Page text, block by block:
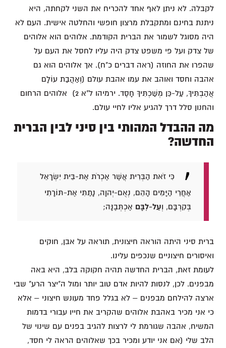
לקבלה. לא ניתן לאף אחד להכריח את השני לקחתה, היא
ניתנת בחינם ומתקבלת מרצון חופשי והחלטה אישית. העם לא
היה מסוגל לשמור את הברית הקודמת. אלוהים הוא אלוהים
של צדק ועל פי משפט צדק היה עליו לחסל את העם על
שהפרו את החוזה (ראה דברים כ"ח). אך אלוהים הוא גם
אהבה וחסד ואוהב את עמו אהבת עולם (וְאַהֲבַת עוֹלָם
אֲהַבְתִּיךְ, עַל-כֵּן מְשַׁכְתִּיךְ חָסֶד. ירמיהו ל"א 2) אלוהים הרחום
והחנון סלל דרך להגיע אליו לחיי עולם.
מה ההבדל המהותי בין סיני לבין הברית
החדשה?
כִּי זֹאת הַבְּרִית אֲשֶׁר אֶכְרֹת אֶת-בֵּית יִשְׂרָאֵל
אַחֲרֵי הַיָּמִים הָהֵם, נְאֻם-יְהוָה, נָתַתִּי אֶת-תּוֹרָתִי
בְּקִרְבָּם, וְעַל-לִבָּם אֶכְתְּבֶנָּה;
ברית סיני היתה הוראה חיצונית, תוראה על אבן, חוקים
ואיסורים חיצוניים שנכפים עלינו.
לעומת זאת, הברית החדשה תהיה חקוקה בלב, היא באה
מבפנים. לכן, לנסות להיות אדם טוב יותר ומול ה"יצר הרע" שבי
ארצה להילחם מבפנים – לא בגלל פחד מעונש חיצוני – אלא
כי אני מכיר באהבת אלוהים שהקריב את חייו עבורי בדמות
המשיח, אהבה שגורמת לי לרצות להגיב בפנים עם שינוי של
הלב שלי (אם אני יודע ומכיר בכך שאלוהים הראה לי חסד,